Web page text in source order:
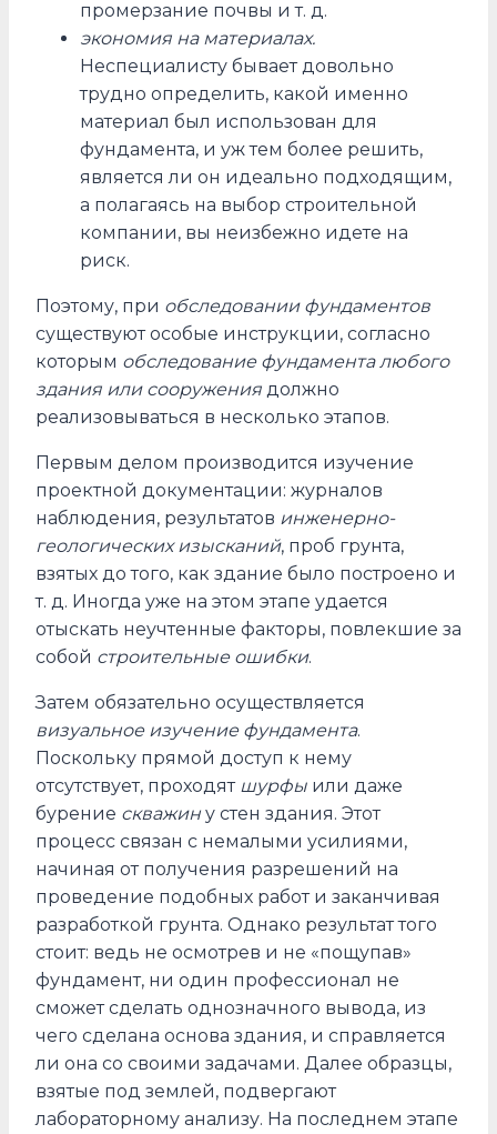
промерзание почвы и т. д.
экономия на материалах.
Неспециалисту бывает довольно
трудно определить, какой именно
материал был использован для
фундамента, и уж тем более решить,
является ли он идеально подходящим,
а полагаясь на выбор строительной
компании, вы неизбежно идете на
риск.
Поэтому, при обследовании фундаментов
существуют особые инструкции, согласно
которым обследование фундамента любого
здания или сооружения должно
реализовываться в несколько этапов.
Первым делом производится изучение
проектной документации: журналов
наблюдения, результатов инженерно-
геологических изысканий, проб грунта,
взятых до того, как здание было построено и
т. д. Иногда уже на этом этапе удается
отыскать неучтенные факторы, повлекшие за
собой строительные ошибки.
Затем обязательно осуществляется
визуальное изучение фундамента.
Поскольку прямой доступ к нему
отсутствует, проходят шурфы или даже
бурение скважин у стен здания. Этот
процесс связан с немалыми усилиями,
начиная от получения разрешений на
проведение подобных работ и заканчивая
разработкой грунта. Однако результат того
стоит: ведь не осмотрев и не «пощупав»
фундамент, ни один профессионал не
сможет сделать однозначного вывода, из
чего сделана основа здания, и справляется
ли она со своими задачами. Далее образцы,
взятые под землей, подвергают
лабораторному анализу. На последнем этапе